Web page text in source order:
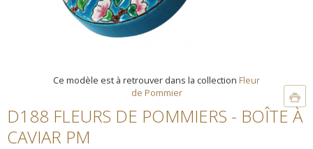
Ce modèle est à retrouver dans la collection Fleur
de Pommier
D188 FLEURS DE POMMIERS - BOÎTE À
CAVIAR PM